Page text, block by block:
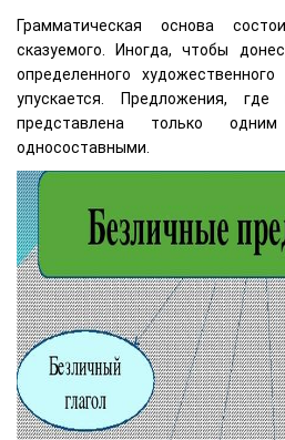
Грамматическая основа
сказуемого. Иногда, чтобы
определенного
упускается. Предложения, где
представлена только
односоставными.